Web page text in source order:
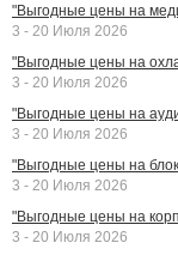
"Выгодные цены на
3 - 20 Июля 2026
"Выгодные цены на
3 - 20 Июля 2026
"Выгодные цены на
3 - 20 Июля 2026
"Выгодные цены на
3 - 20 Июля 2026
"Выгодные цены на
3 - 20 Июля 2026